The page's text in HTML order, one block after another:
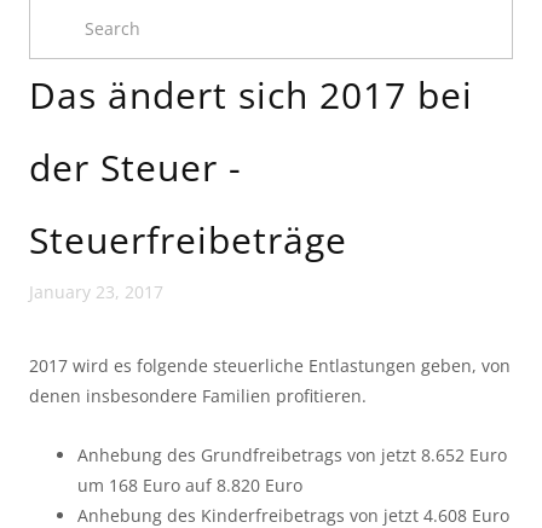
Das än­dert sich 2017 bei
der Steu­er -
Steuerfreibeträge
January 23, 2017
2017 wird es folgende steuerliche Entlastungen geben, von
denen insbesondere Familien profitieren.
Anhebung des Grundfreibetrags von jetzt 8.652 Euro
um 168 Euro auf 8.820 Euro
Anhebung des Kinderfreibetrags von jetzt 4.608 Euro